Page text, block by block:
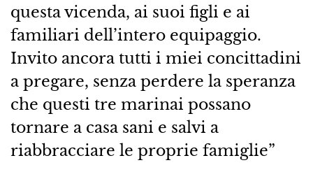
questa vicenda, ai suoi figli e ai
familiari dell’intero equipaggio.
Invito ancora tutti i miei concittadini
a pregare, senza perdere la speranza
che questi tre marinai possano
tornare a casa sani e salvi a
riabbracciare le proprie famiglie”